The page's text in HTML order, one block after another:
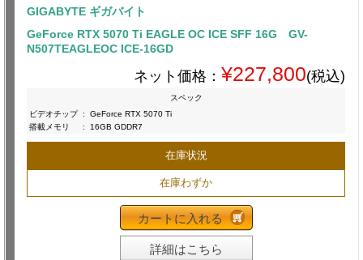
GIGABYTE ギガバイト
GeForce RTX 5070 Ti EAGLE OC ICE SFF 16G GV-
N507TEAGLEOC ICE-16GD
ネット価格： ¥227,800(税込)
スペック
ビデオチップ :
GeForce RTX 5070 Ti
搭載メモリ
: 16GB GDDR7
在庫状況
在庫わずか
カートに入れる
詳細はこちら